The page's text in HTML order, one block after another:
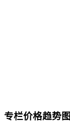
专栏价格趋势图